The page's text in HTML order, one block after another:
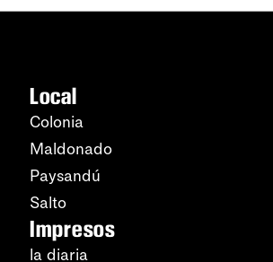
Local
Colonia
Maldonado
Paysandú
Salto
Impresos
la diaria